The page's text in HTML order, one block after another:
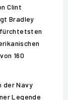
Clint
Bradley
160
der Navy
Legende